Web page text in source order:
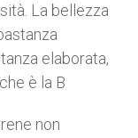
La bellezza
elaborata,
è la B
non